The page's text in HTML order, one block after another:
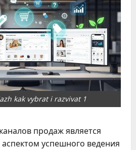
kak vybrat i razvivat 1
продаж является
успешного ведения